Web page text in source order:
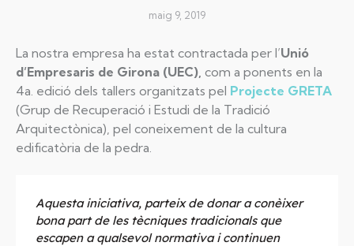
maig 9, 2019
La nostra empresa ha estat contractada per l’Unió
d’Empresaris de Girona (UEC), com a ponents en la
4a. edició dels tallers organitzats pel Projecte GRETA
(Grup de Recuperació i Estudi de la Tradició
Arquitectònica), pel coneixement de la cultura
edificatòria de la pedra.
Aquesta iniciativa, parteix de donar a conèixer
bona part de les tècniques tradicionals que
escapen a qualsevol normativa i continuen